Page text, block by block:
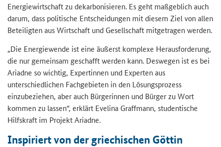
Energiewirtschaft zu dekarbonisieren. Es geht maßgeblich auch
darum, dass politische Entscheidungen mit diesem Ziel von allen
Beteiligten aus Wirtschaft und Gesellschaft mitgetragen werden.
„Die Energiewende ist eine äußerst komplexe Herausforderung,
die nur gemeinsam geschafft werden kann. Deswegen ist es bei
Ariadne so wichtig, Expertinnen und Experten aus
unterschiedlichen Fachgebieten in den Lösungsprozess
einzubeziehen, aber auch Bürgerinnen und Bürger zu Wort
kommen zu lassen“, erklärt Evelina Graffmann, studentische
Hilfskraft im Projekt Ariadne.
Inspiriert von der griechischen Göttin